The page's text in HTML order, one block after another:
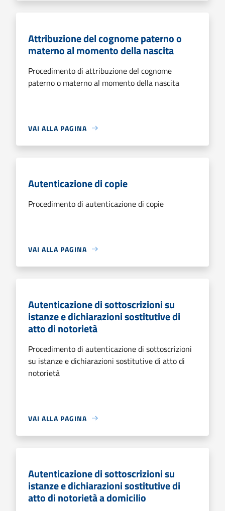
Attribuzione del cognome paterno o
materno al momento della nascita
Procedimento di attribuzione del cognome
paterno o materno al momento della nascita
VAI ALLA PAGINA
Autenticazione di copie
Procedimento di autenticazione di copie
VAI ALLA PAGINA
Autenticazione di sottoscrizioni su
istanze e dichiarazioni sostitutive di
atto di notorietà
Procedimento di autenticazione di sottoscrizioni
su istanze e dichiarazioni sostitutive di atto di
notorietà
VAI ALLA PAGINA
Autenticazione di sottoscrizioni su
istanze e dichiarazioni sostitutive di
atto di notorietà a domicilio